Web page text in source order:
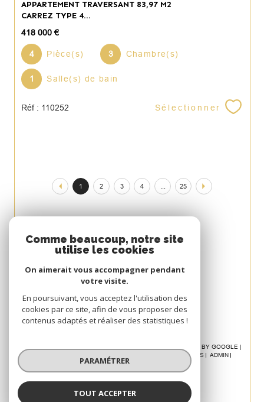
APPARTEMENT TRAVERSANT 83,97 M2
CARREZ TYPE 4...
418 000 €
4 Pièce(s) 3 Chambre(s)
1 Salle(s) de bain
Réf : 110252 Sélectionner
1 2 3 4 25
Espace
PROPRIÉTAIRE
Se connecter
Avis
CLIENT
© 2026 | TOUS DROITS RÉSERVÉS | TRADUCTION POWERED BY GOOGLE |
MENTIONS LÉGALES
ADMIN
POLITIQUE RGPD
Comme beaucoup, notre site
utilise les cookies
On aimerait vous accompagner pendant
votre visite.
En poursuivant, vous acceptez l'utilisation des
cookies par ce site, afin de vous proposer des
contenus adaptés et réaliser des statistiques !
PARAMÉTRER
TOUT ACCEPTER